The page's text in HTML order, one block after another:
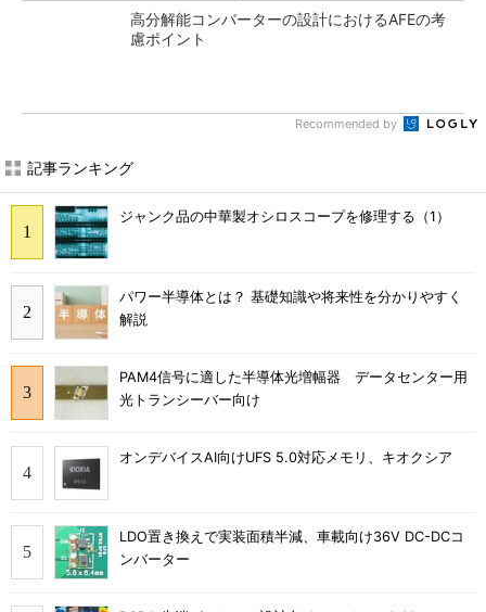
高分解能コンバーターの設計におけるAFEの考
慮ポイント
Recommended by
記事ランキング
ジャンク品の中華製オシロスコープを修理する（1）
パワー半導体とは？ 基礎知識や将来性を分かりやすく
解説
PAM4信号に適した半導体光増幅器 データセンター用
光トランシーバー向け
オンデバイスAI向けUFS 5.0対応メモリ、キオクシア
LDO置き換えで実装面積半減、車載向け36V DC-DCコ
ンバーター